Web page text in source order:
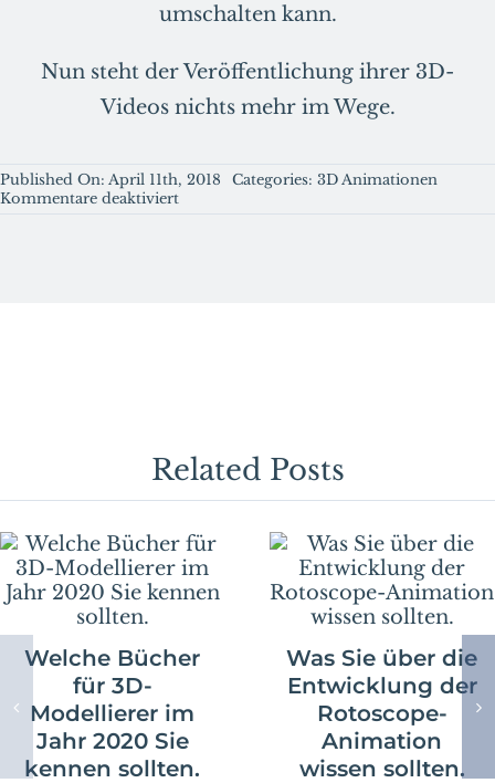
umschalten kann.
Nun steht der Veröffentlichung ihrer 3D-
Videos nichts mehr im Wege.
Published On: April 11th, 2018 Categories: 3D Animationen
Kommentare deaktiviertfür
Related Posts
Welche Bücher
für 3D-
Modellierer im
Jahr 2020 Sie
kennen sollten.
Was Sie über die
Entwicklung der
Rotoscope-
Animation
wissen sollten.